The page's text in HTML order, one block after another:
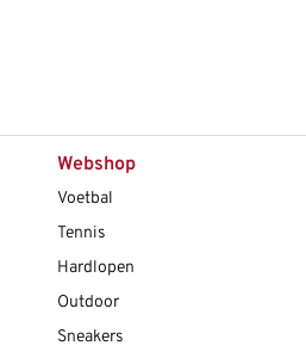
Webshop
Voetbal
Tennis
Hardlopen
Outdoor
Sneakers